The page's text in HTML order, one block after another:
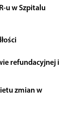
u w Szpitalu
refundacyjnej i
zmian w